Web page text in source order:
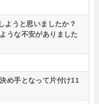
ようと思いましたか？
うな不安がありました
め手となって片付け11